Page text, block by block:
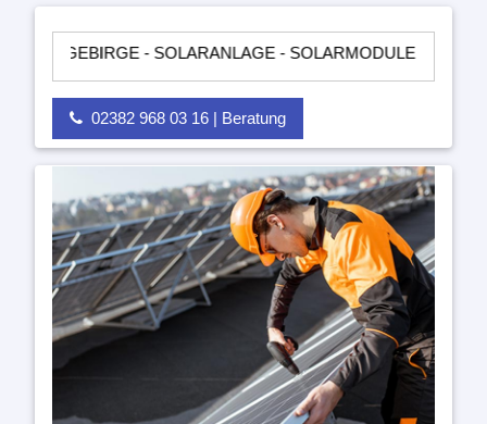
- SOLARANLAGE - SOLARMODULE -
02382 968 03 16 | Beratung